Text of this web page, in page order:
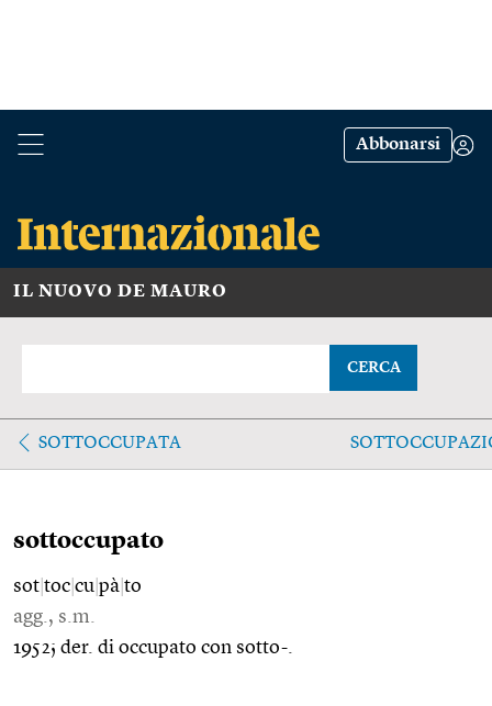
Abbonarsi
IL NUOVO DE MAURO
CERCA
SOTTOCCUPATA
sottoccupato
sot toc cu pà to
agg., s.m.
1952; der. di occupato con sotto-.